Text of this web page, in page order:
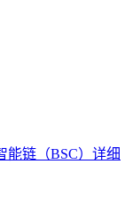
能链（BSC）详细